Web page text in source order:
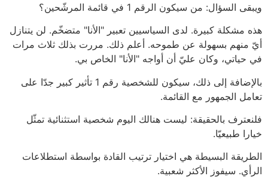
ويبقى السؤال: من سيكون الرقم 1 في قائمة المرشّحين؟
هذه مشكلة كبيرة. لدى السياسيين تعبير "الأنا" متضخّم. لن يتنازل
أيّ منهم بسهولة عن طموحه. أعلم ذلك. مررت بذلك ثلاث مرات
في حياتي، وكان عليّ أن أواجه "الأنا" الخاص بي.
بالإضافة إلى ذلك، سيكون للشخصية رقم 1 تأثير كبير جدّا على
تعامل الجمهور مع القائمة.
فلنعترف بالحقيقة: ليست هنالك اليوم شخصية استثنائية تمثّل
خيارا طبيعيّا.
الطريقة البسيطة هي اختيار ترتيب القادة بواسطة استطلاعات
الرأي. سيفوز الأكثر شعبية.